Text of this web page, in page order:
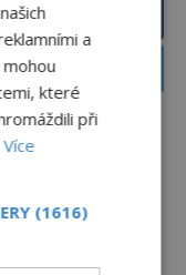
Poslední
Co se stalo
a
které
při
Více
(1616)